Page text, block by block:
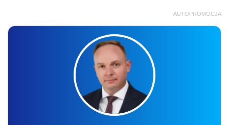
AUTOPROMOCJA